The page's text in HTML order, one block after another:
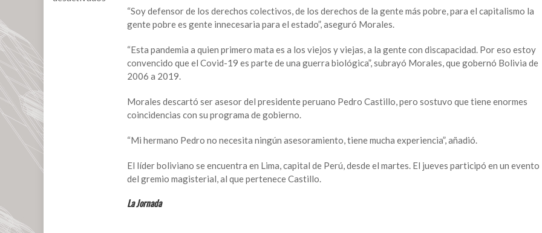
“Soy defensor de los derechos colectivos, de los derechos de la gente más pobre, para el capitalismo la
gente pobre es gente innecesaria para el estado”, aseguró Morales.
“Esta pandemia a quien primero mata es a los viejos y viejas, a la gente con discapacidad. Por eso estoy
convencido que el Covid-19 es parte de una guerra biológica”, subrayó Morales, que gobernó Bolivia de
2006 a 2019.
Morales descartó ser asesor del presidente peruano Pedro Castillo, pero sostuvo que tiene enormes
coincidencias con su programa de gobierno.
“Mi hermano Pedro no necesita ningún asesoramiento, tiene mucha experiencia”, añadió.
El líder boliviano se encuentra en Lima, capital de Perú, desde el martes. El jueves participó en un evento
del gremio magisterial, al que pertenece Castillo.
La Jornada